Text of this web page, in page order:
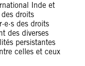
Inde et
droits
des droits
des diverses
persistantes
celles et ceux